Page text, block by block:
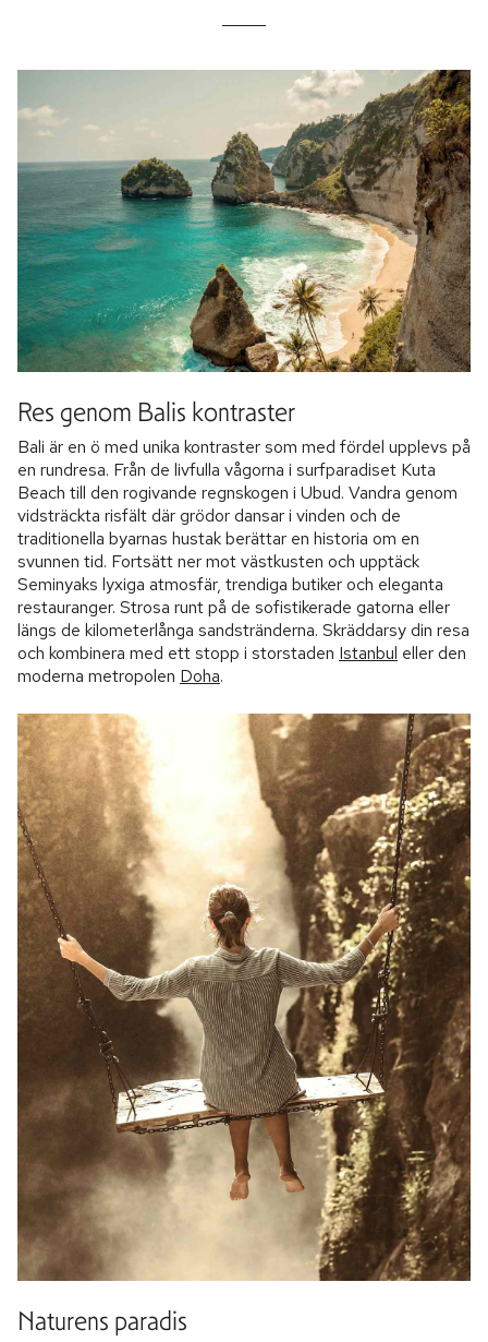
Res genom Balis kontraster
Bali är en ö med unika kontraster som med fördel upplevs på
en rundresa. Från de livfulla vågorna i surfparadiset Kuta
Beach till den rogivande regnskogen i Ubud. Vandra genom
vidsträckta risfält där grödor dansar i vinden och de
traditionella byarnas hustak berättar en historia om en
svunnen tid. Fortsätt ner mot västkusten och upptäck
Seminyaks lyxiga atmosfär, trendiga butiker och eleganta
restauranger. Strosa runt på de sofistikerade gatorna eller
längs de kilometerlånga sandstränderna. Skräddarsy din resa
och kombinera med ett stopp i storstaden Istanbul eller den
moderna metropolen Doha.
Naturens paradis